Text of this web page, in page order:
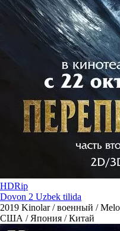
HDRip
Dovon 2 Uzbek tilida
2019 Kinolar / военный /
США / Япония / Китай